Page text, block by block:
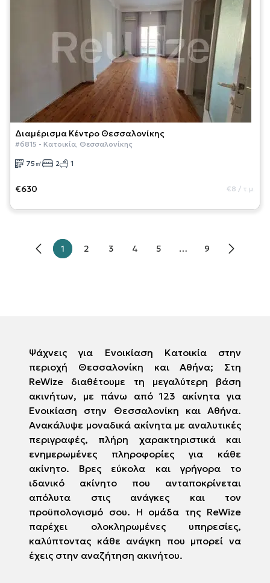
Διαμέρισμα Κέντρο Θεσσαλονίκης
#6815 - Κατοικία, Θεσσαλονίκης
75 ㎡ 2 1
€630 €8 / τ.μ.
1 2 3 4 5 … 9
Ψάχνεις για Ενοικίαση Κατοικία στην
περιοχή Θεσσαλονίκη και Αθήνα; Στη
ReWize διαθέτουμε τη μεγαλύτερη βάση
ακινήτων, με πάνω από 123 ακίνητα για
Ενοικίαση στην Θεσσαλονίκη και Αθήνα.
Ανακάλυψε μοναδικά ακίνητα με αναλυτικές
περιγραφές, πλήρη χαρακτηριστικά και
ενημερωμένες πληροφορίες για κάθε
ακίνητο. Βρες εύκολα και γρήγορα το
ιδανικό ακίνητο που ανταποκρίνεται
απόλυτα στις ανάγκες και τον
προϋπολογισμό σου. Η ομάδα της ReWize
παρέχει ολοκληρωμένες υπηρεσίες,
καλύπτοντας κάθε ανάγκη που μπορεί να
έχεις στην αναζήτηση ακινήτου.